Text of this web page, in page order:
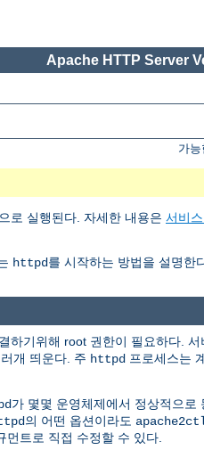
Apache HTTP Server
가
로 실행된다. 자세한 내용은 서비
httpd를 시작하는 방법을 설명한
기위해 root 권한이 필요하다.
개 띄운다. 주 httpd 프로세스는
가 몇몇 운영체제에서 정상적으로
의 어떤 옵션이라도
트로 직접 수정할 수 있다.